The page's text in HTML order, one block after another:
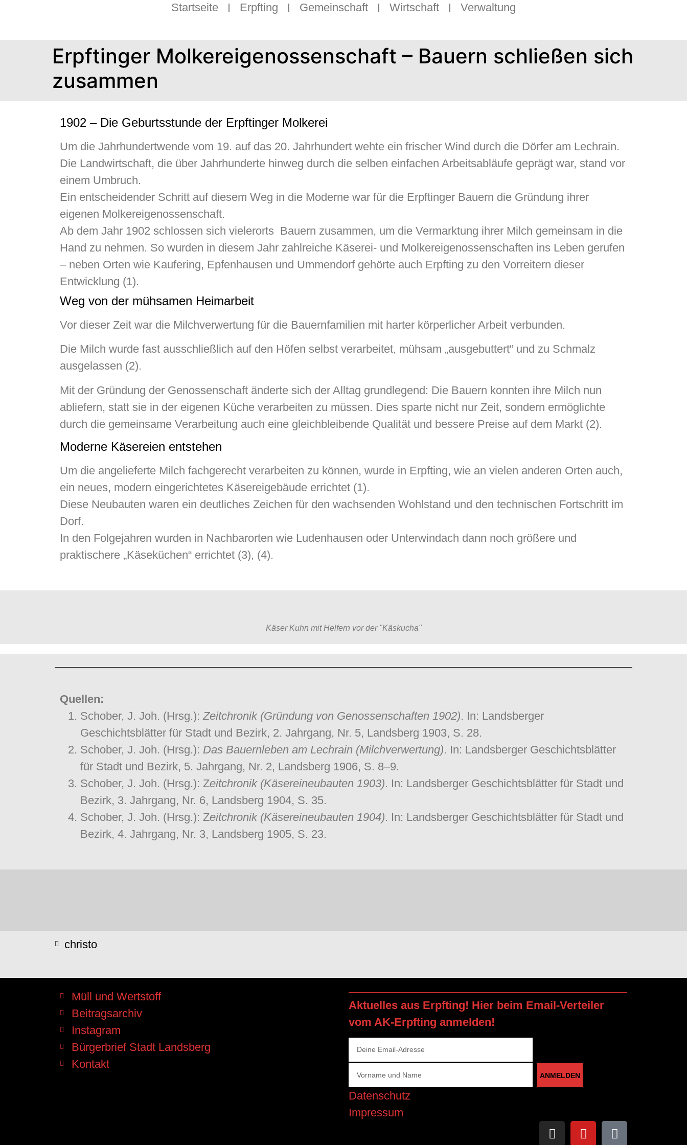
Startseite Erpfting Gemeinschaft Wirtschaft Verwaltung
Erpftinger Molkereigenossenschaft – Bauern schließen sich
zusammen
1902 – Die Geburtsstunde der Erpftinger Molkerei
Um die Jahrhundertwende vom 19. auf das 20. Jahrhundert wehte ein frischer Wind durch die Dörfer am Lechrain.
Die Landwirtschaft, die über Jahrhunderte hinweg durch die selben einfachen Arbeitsabläufe geprägt war, stand vor
einem Umbruch.
Ein entscheidender Schritt auf diesem Weg in die Moderne war für die Erpftinger Bauern die Gründung ihrer
eigenen Molkereigenossenschaft.
Ab dem Jahr 1902 schlossen sich vielerorts Bauern zusammen, um die Vermarktung ihrer Milch gemeinsam in die
Hand zu nehmen. So wurden in diesem Jahr zahlreiche Käserei- und Molkereigenossenschaften ins Leben gerufen
– neben Orten wie Kaufering, Epfenhausen und Ummendorf gehörte auch Erpfting zu den Vorreitern dieser
Entwicklung (1).
Weg von der mühsamen Heimarbeit
Vor dieser Zeit war die Milchverwertung für die Bauernfamilien mit harter körperlicher Arbeit verbunden.
Die Milch wurde fast ausschließlich auf den Höfen selbst verarbeitet, mühsam „ausgebuttert“ und zu Schmalz
ausgelassen (2).
Mit der Gründung der Genossenschaft änderte sich der Alltag grundlegend: Die Bauern konnten ihre Milch nun
abliefern, statt sie in der eigenen Küche verarbeiten zu müssen. Dies sparte nicht nur Zeit, sondern ermöglichte
durch die gemeinsame Verarbeitung auch eine gleichbleibende Qualität und bessere Preise auf dem Markt (2).
Moderne Käsereien entstehen
Um die angelieferte Milch fachgerecht verarbeiten zu können, wurde in Erpfting, wie an vielen anderen Orten auch,
ein neues, modern eingerichtetes Käsereigebäude errichtet (1).
Diese Neubauten waren ein deutliches Zeichen für den wachsenden Wohlstand und den technischen Fortschritt im
Dorf.
In den Folgejahren wurden in Nachbarorten wie Ludenhausen oder Unterwindach dann noch größere und
praktischere „Käseküchen“ errichtet (3), (4).
Käser Kuhn mit Helfern vor der "Käskucha"
Quellen:
Schober, J. Joh. (Hrsg.):Zeitchronik (Gründung von Genossenschaften 1902). In: Landsberger
Geschichtsblätter für Stadt und Bezirk, 2. Jahrgang, Nr. 5, Landsberg 1903, S. 28.
Schober, J. Joh. (Hrsg.): Das Bauernleben am Lechrain (Milchverwertung). In: Landsberger Geschichtsblätter
für Stadt und Bezirk, 5. Jahrgang, Nr. 2, Landsberg 1906, S. 8–9.
Schober, J. Joh. (Hrsg.): Zeitchronik (Käsereineubauten 1903). In: Landsberger Geschichtsblätter für Stadt und
Bezirk, 3. Jahrgang, Nr. 6, Landsberg 1904, S. 35.
Schober, J. Joh. (Hrsg.): Zeitchronik (Käsereineubauten 1904). In: Landsberger Geschichtsblätter für Stadt und
Bezirk, 4. Jahrgang, Nr. 3, Landsberg 1905, S. 23.
christo
Müll und Wertstoff
Beitragsarchiv
Instagram
Bürgerbrief Stadt Landsberg
Kontakt
Aktuelles aus Erpfting! Hier beim Email-Verteiler
vom AK-Erpfting anmelden!
ANMELDEN
Datenschutz
Impressum